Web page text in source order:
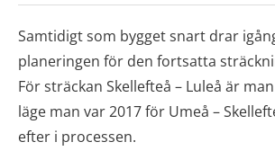
Samtidigt som bygget snart drar
planeringen för den fortsatta
För sträckan Skellefteå – Luleå är
läge man var 2017 för Umeå –
efter i processen.